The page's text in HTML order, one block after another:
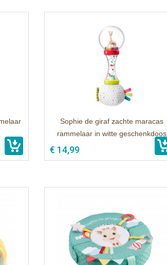
Sophie de giraf zachte maracas
rammelaar in witte geschenkdoos
€ 14,99